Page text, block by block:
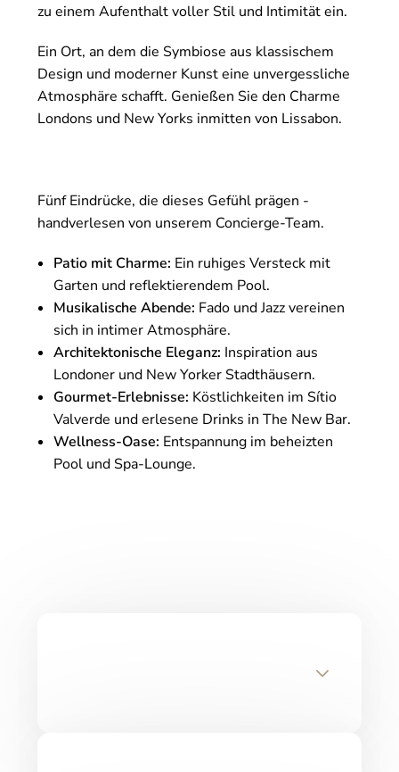
zu einem Aufenthalt voller Stil und Intimität ein.
Ein Ort, an dem die Symbiose aus klassischem
Design und moderner Kunst eine unvergessliche
Atmosphäre schafft. Genießen Sie den Charme
Londons und New Yorks inmitten von Lissabon.
Fünf Eindrücke, die dieses Gefühl prägen -
handverlesen von unserem Concierge-Team.
Patio mit Charme: Ein ruhiges Versteck mit
Garten und reflektierendem Pool.
Musikalische Abende: Fado und Jazz vereinen
sich in intimer Atmosphäre.
Architektonische Eleganz: Inspiration aus
Londoner und New Yorker Stadthäusern.
Gourmet-Erlebnisse: Köstlichkeiten im Sítio
Valverde und erlesene Drinks in The New Bar.
Wellness-Oase: Entspannung im beheizten
Pool und Spa-Lounge.